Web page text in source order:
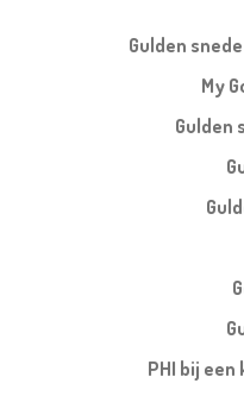
Gulden
My
Gulden
PHI bij